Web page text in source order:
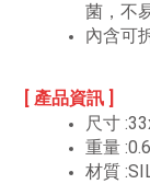
菌，不
內含可
[ 產品資訊 ]
尺寸
重量
材質